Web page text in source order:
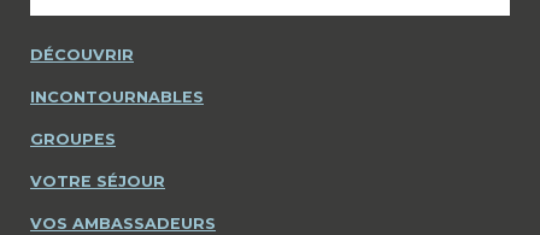
DÉCOUVRIR
INCONTOURNABLES
GROUPES
VOTRE SÉJOUR
VOS AMBASSADEURS